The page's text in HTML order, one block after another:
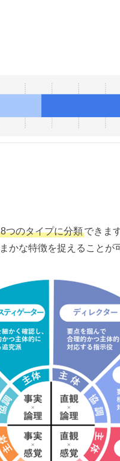
つのタイプに分類できま
かな特徴を捉えることが